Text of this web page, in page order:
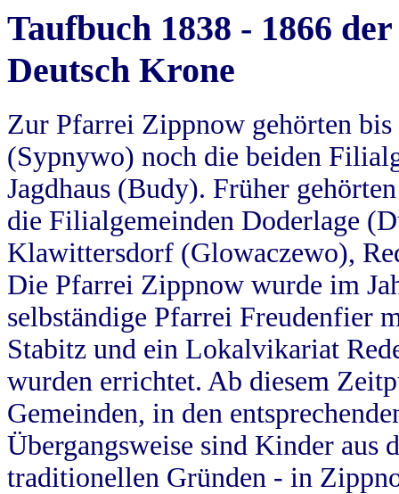
Taufbuch 1838 - 1866
Deutsch Krone
Zur Pfarrei Zippnow gehörten
(Sypnywo) noch die beiden
Jagdhaus (Budy). Früher
die Filialgemeinden Doderlage
Klawittersdorf (Glowaczewo),
Die Pfarrei Zippnow wurde im
selbständige Pfarrei Freudenfier
Stabitz und ein Lokalvikariat
wurden errichtet. Ab diesem
Gemeinden, in den
Übergangsweise sind Kinder aus
traditionellen Gründen - in